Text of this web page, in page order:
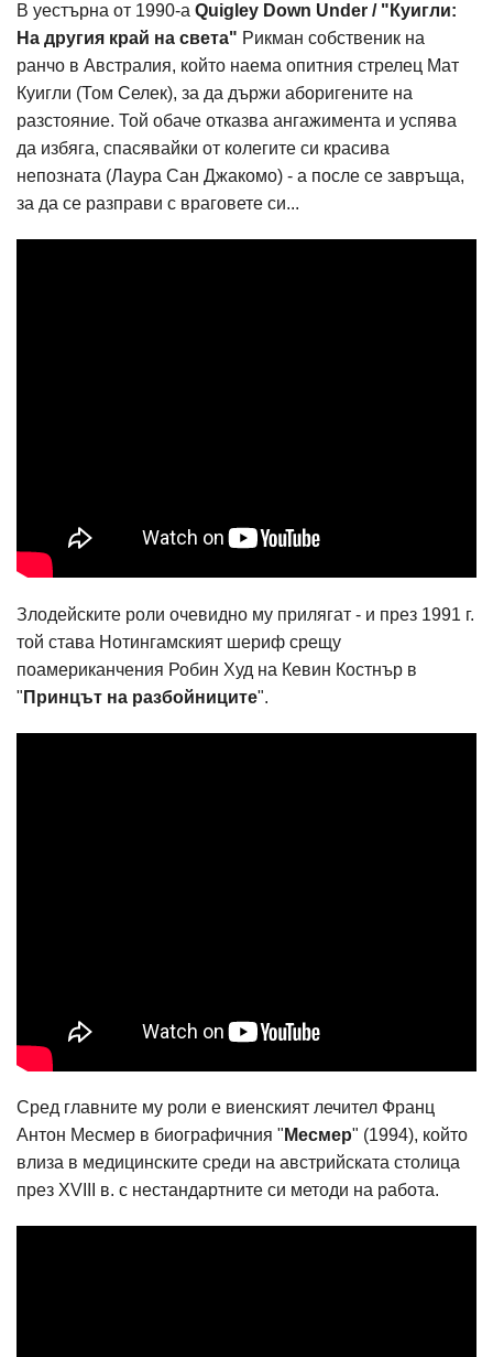
В уестърна от 1990-а Quigley Down Under / "Куигли:
На другия край на света" Рикман собственик на
ранчо в Австралия, който наема опитния стрелец Мат
Куигли (Том Селек), за да държи аборигените на
разстояние. Той обаче отказва ангажимента и успява
да избяга, спасявайки от колегите си красива
непозната (Лаура Сан Джакомо) - а после се завръща,
за да се разправи с враговете си...
Злодейските роли очевидно му прилягат - и през 1991 г.
той става Нотингамският шериф срещу
поамериканчения Робин Худ на Кевин Костнър в
" Принцът на разбойниците".
Сред главните му роли е виенският лечител Франц
Антон Месмер в биографичния " Месмер" (1994), който
влиза в медицинските среди на австрийската столица
през XVIII в. с нестандартните си методи на работа.